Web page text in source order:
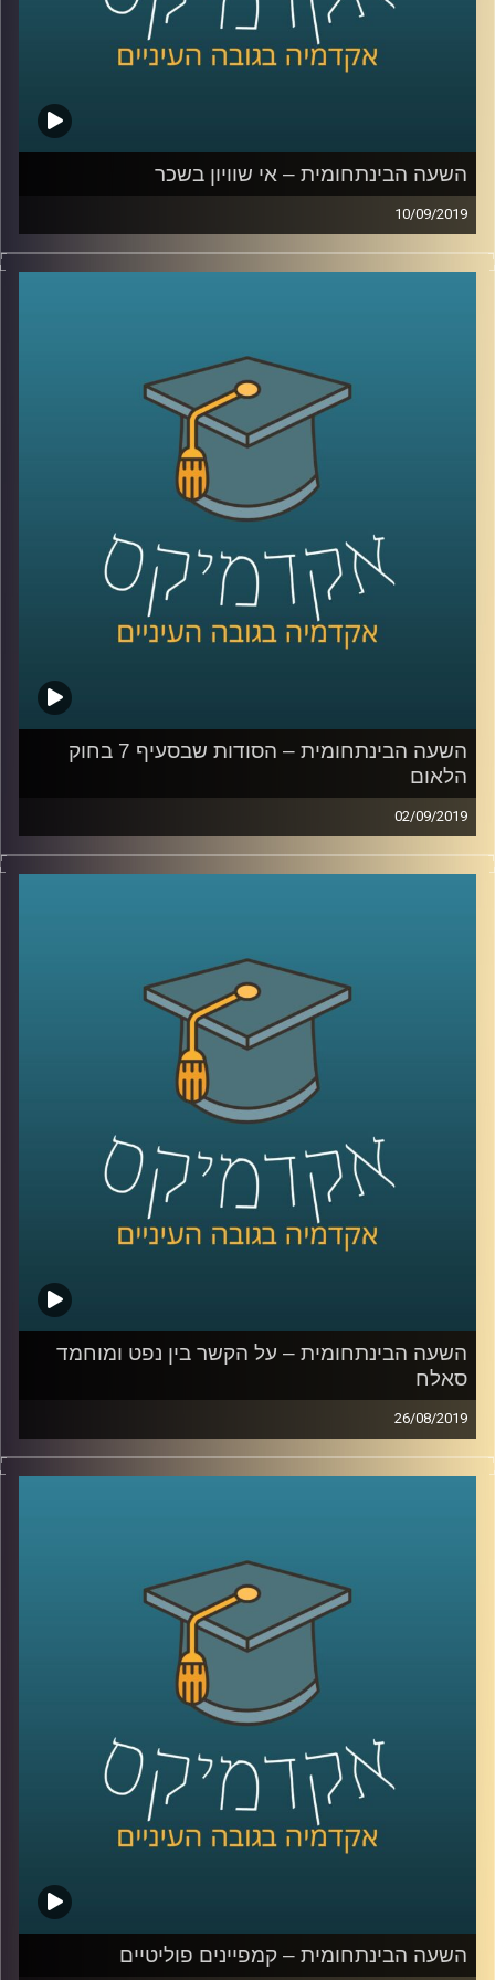
בשעה מרתקת שהולכת לגלות לכם המון דברים
על העבר וגם על העתיד, ד"ר רויטל הולנדר
מביה"ס אדלסון ליזמות לוקחת אותנו דרך יוהן
סבסטיאן באך, אלן טיורינג, הולגרמות יפניות
וקהילת מוזיקאים בתל אביב לנפלאות הפיתוחים
הטכנולוגיים בתחום המוזיקה
קרדיט תמונות:AudioVersity
השעה הבינתחומית – אי שוויון בשכר
10/09/2019
אפליה מגדרית היא דבר שקיים בהמון תחומי
שני מחקרים של ד"ר טלי רגב מביה"ס טיומקין
לכלכלה, החוקרת כלכלת עבודה בהתמחות של
פערים באי שוויון בשווקים, מביאים מידע מאוד
האחד בנוגע להשפעה של שפה מגדרית על
תוצאות במבחנים
,והשני מדבר על שוק שאמור
להיות אנונימי ועדיין ניתן לראות כיצד ההשפעה
של איפיון למגדר פוגעת בנשים- השוק המקוון
השעה הבינתחומית – הסודות שבסעיף 7 בחוק
הלאום
02/09/2019
ביולי 2018 עבר בכנסת, ברוב של 62 חברי
ד״ר רונית לוין שנור, מרצה בכירה בביה"ס הארי
רדזינר למשפטים, מומחית לדיני קניין תכנון
ובנייה מספרת לנו על דרמה מעניינת במיוחד
שקשורה לסעיף הקרוי- "התיישבות יהודית",
זאת במסגרת המחקר
שערכה יחד עם עמיתה
ד"ר אדם שנער.
קרדיט תמונות:AudioVersity
השעה הבינתחומית – על הקשר בין נפט ומוחמד
סאלח
26/08/2019
לאורך שנים המזה"ת היווה אזור חשוב ביותר
באוצרות הטבע שיכלו להפיק בו, כשבראשם
כמובן נמצא הזהב השחור.
אבל למה בשנים האחרונות מדינות המפרץ
מבינות שהן צריכות לשנות את תוכניותיהן בנוגע
למשאב זה? ואיך מו סאלח קשור לכל העניין
ד"ר יוסי מן, חוקר את כלכלת המזה"ת מביה"ס
לאודר לממשל דיפלומטיה ואסטרטגיה
באוניברסיטת רייכמן, מסביר על הגורמים
במזה"ת (רמז- מתחילה בי' נגמרת בל' ובאמצע
השעה הבינתחומית – קמפיינים פוליטיים